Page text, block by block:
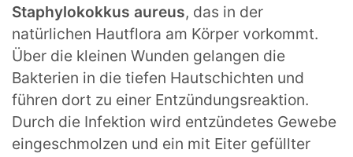
Staphylokokkus aureus, das in der
natürlichen Hautflora am Körper vorkommt.
Über die kleinen Wunden gelangen die
Bakterien in die tiefen Hautschichten und
führen dort zu einer Entzündungsreaktion.
Durch die Infektion wird entzündetes Gewebe
eingeschmolzen und ein mit Eiter gefüllter